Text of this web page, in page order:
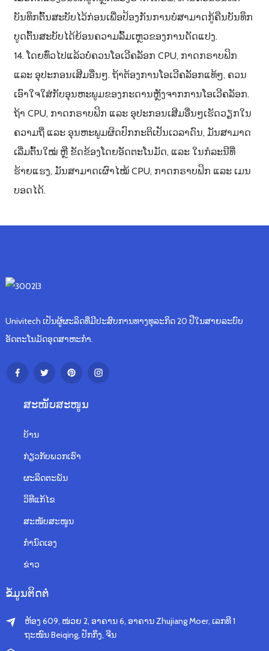
ບັນທຶກຕົ້ນສະບັບໄວ້ກ່ອນເພື່ອປ້ອງກັນການບໍ່ສາມາດກູ້ຄືນບັນທຶກ
ບູດຕົ້ນສະບັບໄດ້ຍ້ອນຄວາມລົ້ມເຫຼວຂອງການດັດແປງ.
14. ໂດຍທົ່ວໄປແລ້ວບໍ່ຄວນໂອເວີຄລັອກ CPU, ກາດກຣາບຟິກ
ແລະ ອຸປະກອນເສີມອື່ນໆ. ຖ້າຕ້ອງການໂອເວີຄລັອກແທ້ໆ, ຄວນ
ເອົາໃຈໃສ່ກັບອຸນຫະພູມຂອງກະດານຫຼັງຈາກການໂອເວີຄລັອກ.
ຖ້າ CPU, ກາດກຣາບຟິກ ແລະ ອຸປະກອນເສີມອື່ນໆເຮັດວຽກໃນ
ຄວາມຖີ່ ແລະ ອຸນຫະພູມຜິດປົກກະຕິເປັນເວລາດົນ, ມັນສາມາດ
ເລີ່ມຕົ້ນໃໝ່ ຫຼື ຂັດຂ້ອງໂດຍອັດຕະໂນມັດ, ແລະ ໃນກໍລະນີທີ່
ຮ້າຍແຮງ, ມັນສາມາດເຜົາໄໝ້ CPU, ກາດກຣາບຟິກ ແລະ ເມນ
ບອດໄດ້.
Univitech ເປັນຜູ້ຜະລິດທີ່ມີປະສົບການທາງທຸລະກິດ 20 ປີໃນສາຍລະບົບ
ອັດຕະໂນມັດອຸດສາຫະກໍາ.
ສະໜັບສະໜູນ
ບ້ານ
ກ່ຽວກັບພວກເຮົາ
ຜະລິດຕະພັນ
ວິທີແກ້ໄຂ
ສະໜັບສະໜູນ
ກຳນົດເອງ
ຂ່າວ
ຂໍ້ມູນຕິດຕໍ່
ຫ້ອງ 609, ໜ່ວຍ 2, ອາຄານ 6, ອາຄານ Zhujiang Moer, ເລກທີ 1
ຖະໜົນ Beiqing, ປັກກິ່ງ, ຈີນ